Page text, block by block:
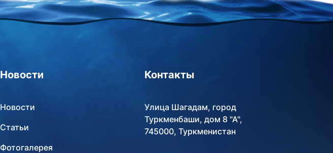
Новости
Новости
Статьи
Фотогалерея
Контакты
Улица Шагадам, город
Туркменбаши, дом 8 "А",
745000, Туркменистан